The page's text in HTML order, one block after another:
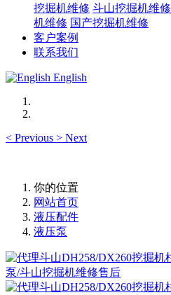
挖掘机维修 斗山挖掘机维修
机维修 国产挖掘机维修
客户案例
联系我们
English
< Previous > Next
你的位置
网站首页
液压配件
液压泵